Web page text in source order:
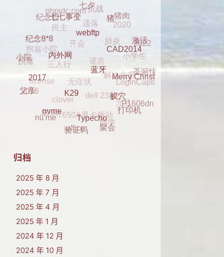
P1606dn
打印机
聚会
同学
LoginCaptcha
圣诞快乐
Merry Christmas
蚁穴
Typecho
验证码
office
7650A显卡驱动
dell 2330
解决方案
小学生2022
激活
CAD2014
蓝牙
K29
nvme
nü'me
clover
无症状
谣言
肺炎
2020猪肉
内外网
2017
2016
三人行
开会
遗落
抗战
七夕
七七事变
纪念8*8
拐翁
拐翁小院
民主
phpidc.com
纪念日
归档
2025 年 8 月
2025 年 7 月
2025 年 4 月
2025 年 1 月
2024 年 12 月
2024 年 10 月